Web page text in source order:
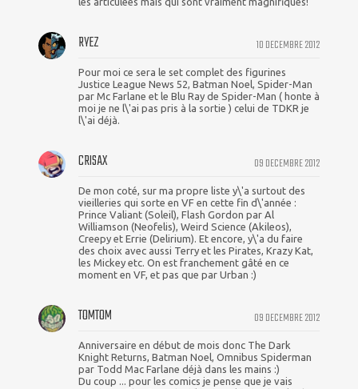
10 DECEMBRE 2012
RYEZ
Pour moi ce sera le set complet des figurines
Justice League News 52, Batman Noel, Spider-Man
par Mc Farlane et le Blu Ray de Spider-Man ( honte à
moi je ne l\'ai pas pris à la sortie ) celui de TDKR je
l\'ai déjà.
09 DECEMBRE 2012
CRISAX
De mon coté, sur ma propre liste y\'a surtout des
vieilleries qui sorte en VF en cette fin d\'année :
Prince Valiant (Soleil), Flash Gordon par Al
Williamson (Neofelis), Weird Science (Akileos),
Creepy et Errie (Delirium). Et encore, y\'a du faire
des choix avec aussi Terry et les Pirates, Krazy Kat,
les Mickey etc. On est franchement gâté en ce
moment en VF, et pas que par Urban :)
09 DECEMBRE 2012
TOMTOM
Anniversaire en début de mois donc The Dark
Knight Returns, Batman Noel, Omnibus Spiderman
par Todd Mac Farlane déjà dans les mains :)
Du coup ... pour les comics je pense que je vais